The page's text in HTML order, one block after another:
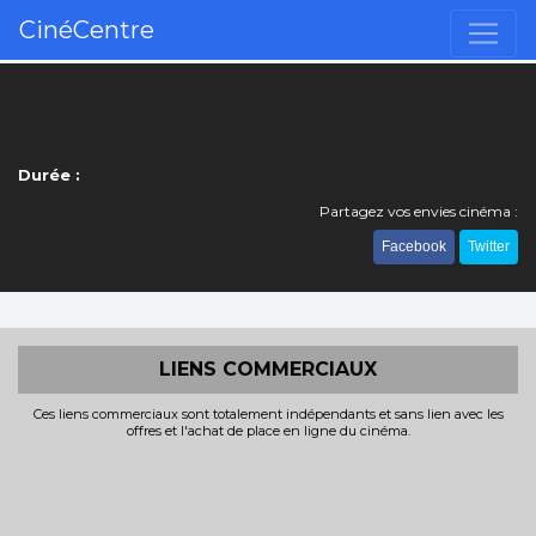
CinéCentre
Durée :
Partagez vos envies cinéma :
Facebook Twitter
LIENS COMMERCIAUX
Ces liens commerciaux sont totalement indépendants et sans lien avec les
offres et l'achat de place en ligne du cinéma.